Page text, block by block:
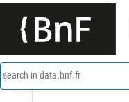
search in data.bnf.fr